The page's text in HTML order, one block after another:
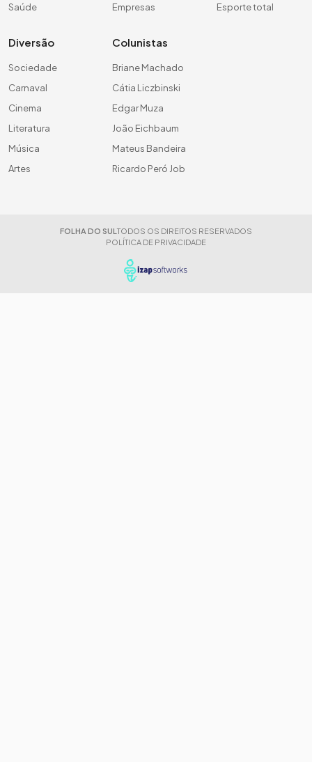
Saúde
Empresas
Esporte total
Diversão
Sociedade
Carnaval
Cinema
Literatura
Música
Artes
Colunistas
Briane Machado
Cátia Liczbinski
Edgar Muza
João Eichbaum
Mateus Bandeira
Ricardo Peró Job
FOLHA DO SUL TODOS OS DIREITOS RESERVADOS
POLÍTICA DE PRIVACIDADE